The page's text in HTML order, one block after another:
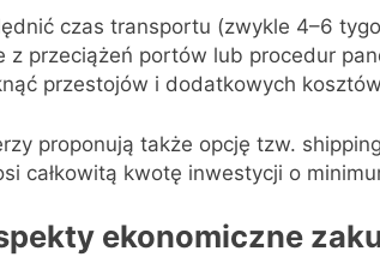
czas transportu (zwykle 4–6
z przeciążeń portów lub procedur
przestojów i dodatkowych
proponują także opcję tzw.
całkowitą kwotę inwestycji o
ekonomiczne